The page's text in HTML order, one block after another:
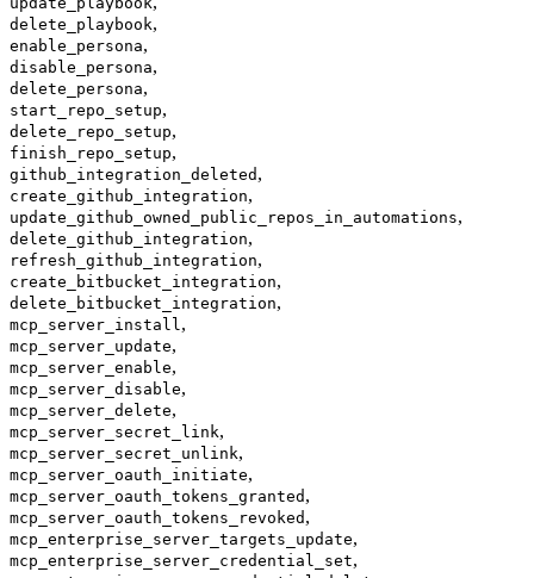
delete_playbook,
enable_persona,
disable_persona,
delete_persona,
start_repo_setup,
delete_repo_setup,
finish_repo_setup,
github_integration_deleted ,
create_github_integration,
update_github_owned_public_repos_in_automations,
delete_github_integration,
refresh_github_integration,
create_bitbucket_integration,
delete_bitbucket_integration,
mcp_server_install ,
mcp_server_update,
mcp_server_enable,
mcp_server_disable,
mcp_server_delete,
mcp_server_secret_link,
mcp_server_secret_unlink,
mcp_server_oauth_initiate,
mcp_server_oauth_tokens_granted ,
mcp_server_oauth_tokens_revoked ,
mcp_enterprise_server_targets_update,
mcp_enterprise_server_credential_set,